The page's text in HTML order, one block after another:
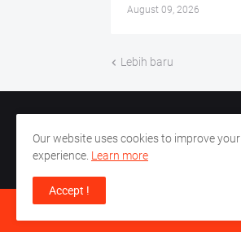
August 09, 2026
Lebih baru
Our website uses cookies to improve your
experience. Learn more
Accept !